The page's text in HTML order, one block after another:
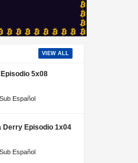
VIEW ALL
5x08
Sub Español
Derry Episodio 1x04
Sub Español